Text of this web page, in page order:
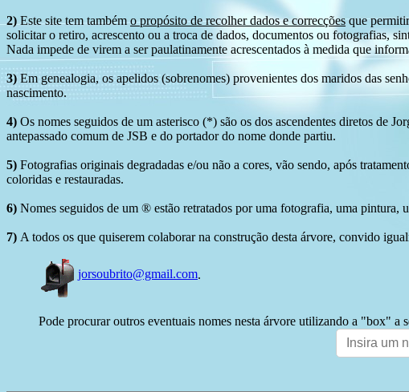
2) Este site tem tambémo propósito de recolher dados e correcçõesque
solicitar o retiro, acrescento ou a troca de dados, documentos ou fotografias,
Nada impede de virem a ser paulatinamente acrescentados à medida que
3) Em genealogia, os apelidos (sobrenomes) provenientes dos maridos das
nascimento.
4) Os nomes seguidos de um asterisco (*) são os dos ascendentes diretos de
antepassado comum de JSB e do portador do nome donde partiu.
5) Fotografias originais degradadas e/ou não a cores, vão sendo, após
coloridas e restauradas.
6) Nomes seguidos de um ® estão retratados por uma fotografia, uma pintura,
7) A todos os que quiserem colaborar na construção desta árvore, convido
jorsoubrito@gmail.com
Pode procurar outros eventuais nomes nesta árvore utilizando a "box" a